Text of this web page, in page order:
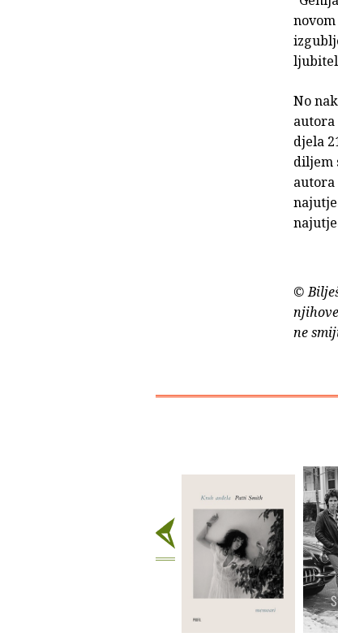
No
autora
djela
diljem
autora
©
ne